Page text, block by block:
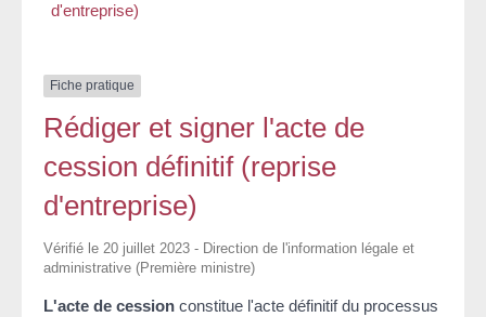
d'entreprise)
Fiche pratique
Rédiger et signer l'acte de
cession définitif (reprise
d'entreprise)
Vérifié le 20 juillet 2023 - Direction de l'information légale et
administrative (Première ministre)
L'acte de cession constitue l'acte définitif du processus